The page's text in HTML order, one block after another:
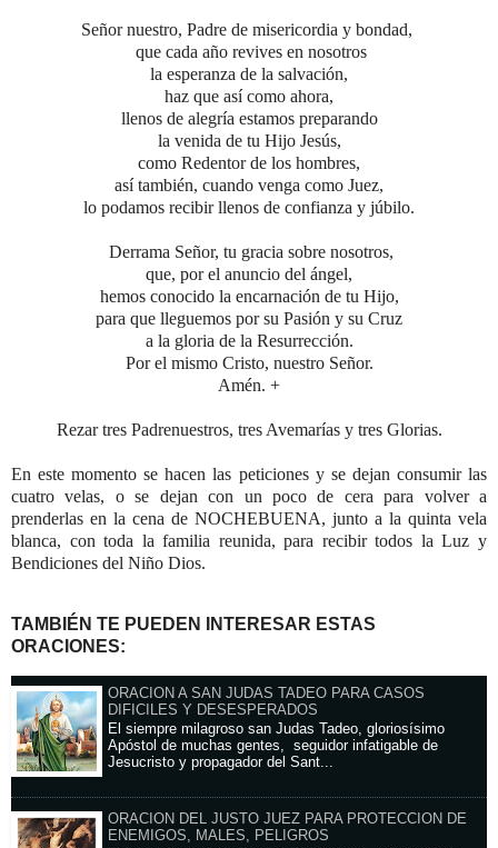
Señor nuestro, Padre de misericordia y bondad,
que cada año revives en nosotros
la esperanza de la salvación,
haz que así como ahora,
llenos de alegría estamos preparando
la venida de tu Hijo Jesús,
como Redentor de los hombres,
así también, cuando venga como Juez,
lo podamos recibir llenos de confianza y júbilo.
Derrama Señor, tu gracia sobre nosotros,
que, por el anuncio del ángel,
hemos conocido la encarnación de tu Hijo,
para que lleguemos por su Pasión y su Cruz
a la gloria de la Resurrección.
Por el mismo Cristo, nuestro Señor.
Amén. +
Rezar tres Padrenuestros, tres Avemarías y tres Glorias.
En este momento se hacen las peticiones y se dejan consumir las
cuatro velas, o se dejan con un poco de cerapara volver a
prenderlas en la cena de NOCHEBUENA, junto a la quinta vela
blanca, con toda la familia reunida, para recibir todos la Luz y
Bendiciones del Niño Dios.
TAMBIÉN TE PUEDEN INTERESAR ESTAS
ORACIONES:
ORACION A SAN JUDAS TADEO PARA CASOS
DIFICILES Y DESESPERADOS
El siempre milagroso san Judas Tadeo, gloriosísimo
Apóstol de muchas gentes, seguidor infatigable de
Jesucristo y propagador del Sant...
ORACION DEL JUSTO JUEZ PARA PROTECCION DE
ENEMIGOS, MALES, PELIGROS